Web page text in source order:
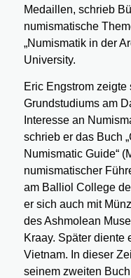
Medaillen, schrieb
numismatische
„Numismatik in der
University.
Eric Engstrom
Grundstudiums am
Interesse an
schrieb er das Buch
Numismatic Guide“
numismatischer
am Balliol College
er sich auch mit
des Ashmolean
Kraay. Später diente
Vietnam. In dieser
seinem zweiten